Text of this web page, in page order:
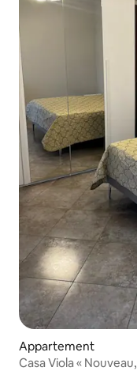
Appartement
Casa Viola «